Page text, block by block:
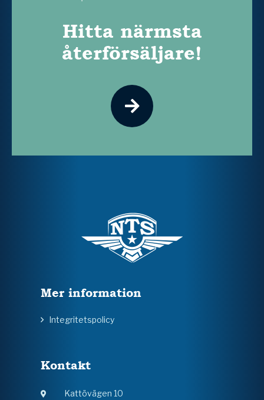
Hitta närmsta
återförsäljare!
Mer information
Integritetspolicy
Kontakt
Kattövägen 10